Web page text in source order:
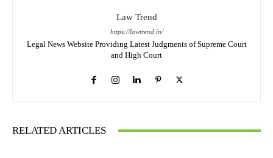
Law Trend
https://lawtrend.in/
Legal News Website Providing Latest Judgments of Supreme Court
and High Court
RELATED ARTICLES